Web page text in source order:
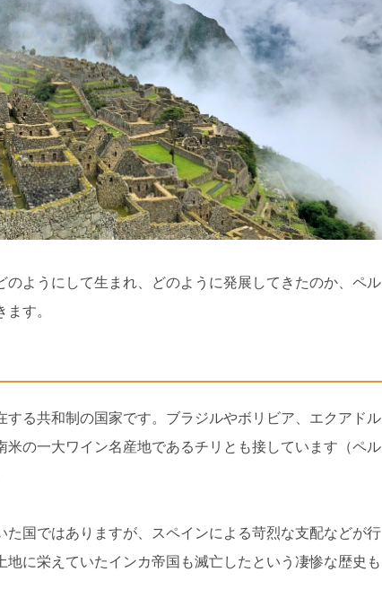
のようにして生まれ、どのように発展してきたのか、ペル
す。
する共和制の国家です。ブラジルやボリビア、エクアドル
米の一大ワイン名産地であるチリとも接しています（ペル
た国ではありますが、スペインによる苛烈な支配などが行
地に栄えていたインカ帝国も滅亡したという凄惨な歴史も